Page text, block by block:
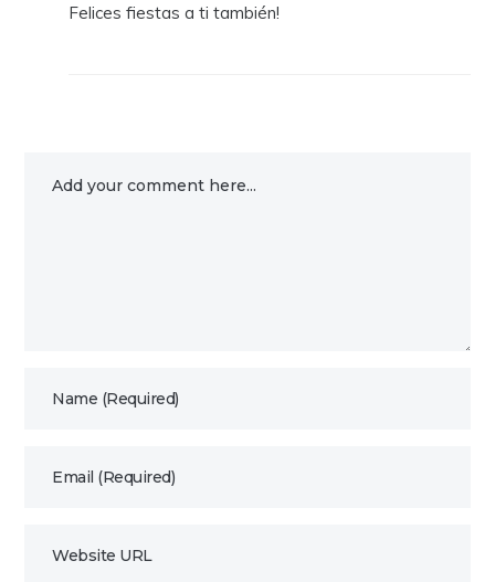
Felices fiestas a ti también!